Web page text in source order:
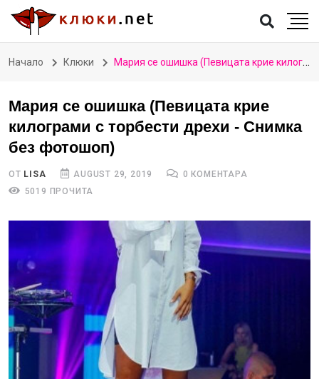
Начало Клюки Мария се ошишка (Певицата крие килограми с торбести дрехи - Снимка без фотошоп)
Мария се ошишка (Певицата крие
килограми с торбести дрехи - Снимка
без фотошоп)
ОТ LISA AUGUST 29, 2019
0 КОМЕНТАРА
5019 ПРОЧИТА